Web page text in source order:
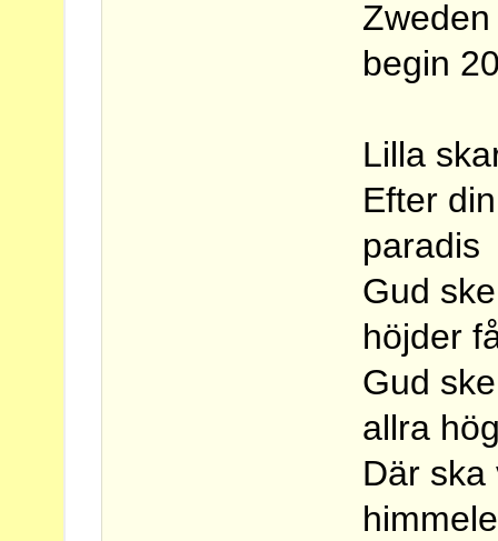
begin
Lilla
Efter
paradis
Gud
höjder
Gud
allra
Där ska